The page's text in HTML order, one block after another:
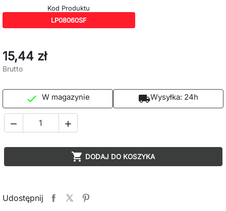
Kod Produktu
LP08060SF
15,44 zł
Brutto
 W magazynie local_shippingWysyłka: 24h
 
 DODAJ DO KOSZYKA
Udostępnij